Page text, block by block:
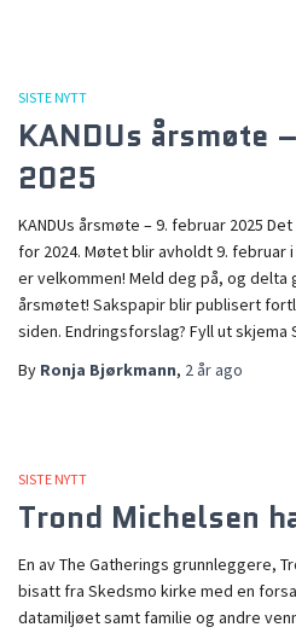
SISTE NYTT
KANDUs årsmøte
2025
KANDUs årsmøte – 9. februar 2025
for 2024. Møtet blir avholdt 9. februar i
er velkommen! Meld deg på, og
årsmøtet! Sakspapir blir publisert
siden. Endringsforslag? Fyll ut skjema
By Ronja Bjørkmann, 2 år ago
SISTE NYTT
Trond Michelsen
En av The Gatherings grunnleggere,
bisatt fra Skedsmo kirke med en
datamiljøet samt familie og andre